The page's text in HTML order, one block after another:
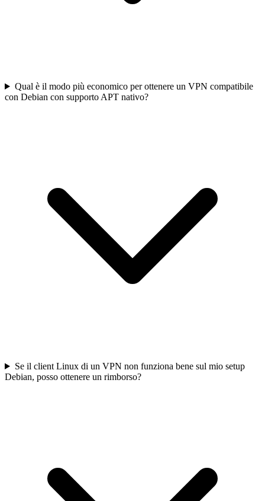
Qual è il modo più economico per ottenere un VPN compatibile
con Debian con supporto APT nativo?
Se il client Linux di un VPN non funziona bene sul mio setup
Debian, posso ottenere un rimborso?